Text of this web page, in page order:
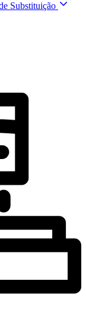
Substituição